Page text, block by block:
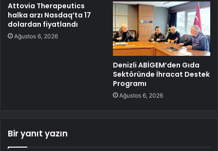
Attovia Therapeutics
halka arzı Nasdaq’ta 17
dolardan fiyatlandı
Ağustos 6, 2026
Denizli ABİGEM’den Gıda
Sektöründe İhracat Destek
Programı
Ağustos 6, 2026
Bir yanıt yazın